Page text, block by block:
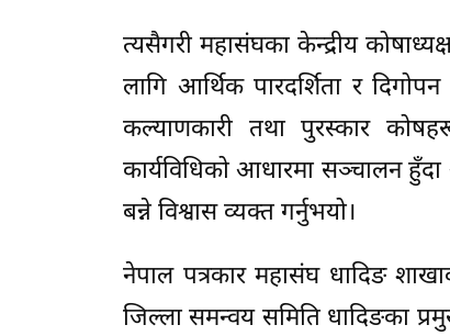
त्यसैगरी महासंघका केन्द्रीय
लागि आर्थिक पारदर्शिता र
कल्याणकारी तथा पुरस्कार
कार्यविधिको आधारमा सञ्चालन हुँदा
बन्ने विश्वास व्यक्त गर्नुभयो।
नेपाल पत्रकार महासंघ धादिङ
जिल्ला समन्वय समिति धादिङका